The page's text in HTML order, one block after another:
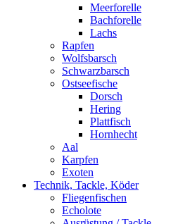
Meerforelle
Bachforelle
Lachs
Rapfen
Wolfsbarsch
Schwarzbarsch
Ostseefische
Dorsch
Hering
Plattfisch
Hornhecht
Aal
Karpfen
Exoten
Technik, Tackle, Köder
Fliegenfischen
Echolote